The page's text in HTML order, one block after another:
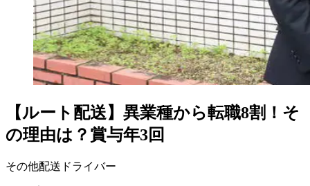
【ルート配送】異業種から転職8割！そ
の理由は？賞与年3回
その他配送ドライバー